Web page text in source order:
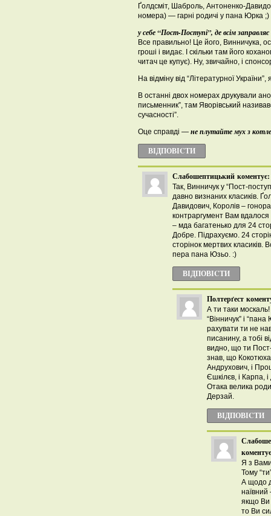
Ґолдсміт, Шаброль, Антоненко-
номера) — гарні родичі у пана Юрка ;)
у себе “Пост-Поступі”, де всім заправляє
Все правильно! Це його, Винничука,
гроші і видає. І скільки там його
читач це купує). Ну, звичайно, і
На відміну від “Літературної
В останні двох номерах друкували
письменник”, там Яворівський
сучасності”.
Оце справді — не плутайте мух з
ВІДПОВІCТИ
Слабошептицький коментує:
Так, Винничук у “Пост-
давно визнаних класиків.
Давидович, Королів –
контраргумент Вам вдалося
– мда багатенько для 24
Добре. Підрахуємо. 24
сторінок мертвих класиків.
пера пана Юзьо. :)
ВІДПОВІCТИ
Полтерґест
А ти таки
“Вінничук” і
рахувати ти не
писанину, а тобі
видно, що ти
знав, що
Андрухович, і
Єшкілєв, і Карпа,
Отака велика
Дерзай.
ВІДПОВІCТИ
Я з
Тому
А щодо
наївний
якщо Ви
то Ви